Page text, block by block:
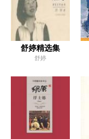
舒婷精选集
舒婷